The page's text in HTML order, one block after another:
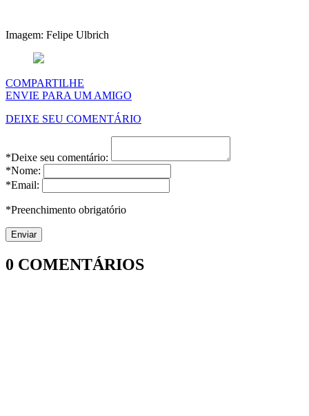
Imagem: Felipe Ulbrich
COMPARTILHE
ENVIE PARA UM AMIGO
DEIXE SEU COMENTÁRIO
*Deixe seu comentário:
*Nome:
*Email:
*Preenchimento obrigatório
0 COMENTÁRIOS